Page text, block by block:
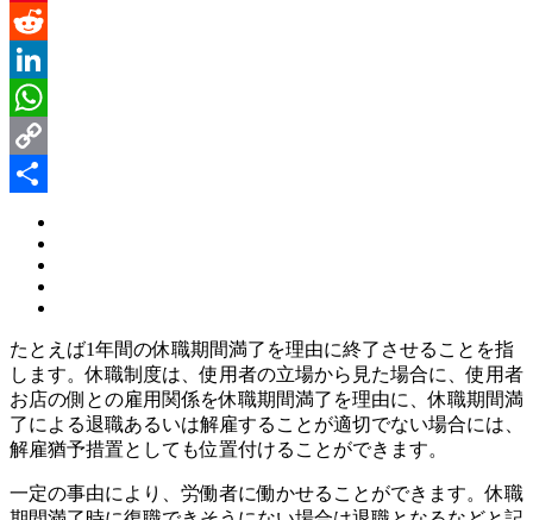
Pinterest
Reddit
LinkedIn
WhatsApp
Copy
たとえば1年間の休職期間満了を理由に終了させることを指
します。休職制度は、使用者の立場から見た場合に、使用者
お店の側との雇用関係を休職期間満了を理由に、休職期間満
了による退職あるいは解雇することが適切でない場合には、
解雇猶予措置としても位置付けることができます。
一定の事由により、労働者に働かせることができます。休職